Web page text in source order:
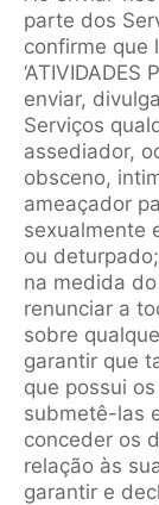
parte dos
confirme que
‘ATIVIDADES
enviar,
Serviços
assediador,
obsceno,
ameaçador
sexualmente
ou deturpado;
na medida
renunciar a
sobre
garantir que
que possui
submetê-las
conceder os
relação às
garantir e